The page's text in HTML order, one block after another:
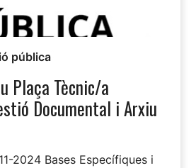
pública
Plaça Tècnic/a
Documental i Arxiu
2024 Bases Específiques i